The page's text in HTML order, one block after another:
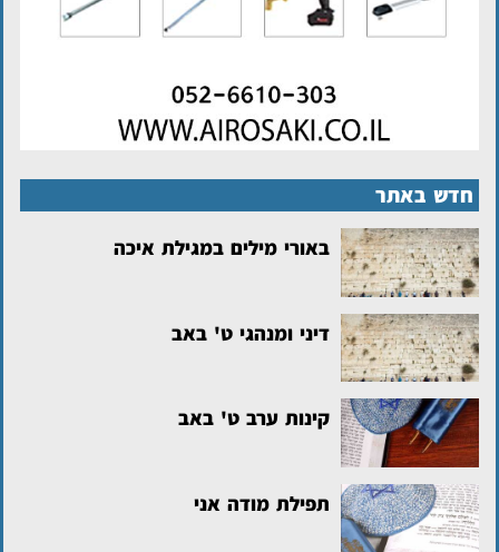
חדש באתר
באורי מילים במגילת איכה
דיני ומנהגי ט' באב
קינות ערב ט' באב
תפילת מודה אני